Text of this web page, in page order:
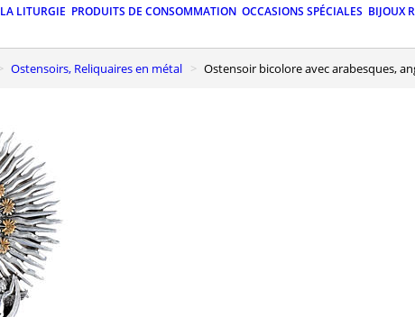
LITURGIE PRODUITS DE CONSOMMATION OCCASIONS SPÉCIALES BIJOUX
Ostensoirs, Reliquaires en métal Ostensoir bicolore avec arabesques,